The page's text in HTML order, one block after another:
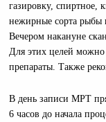
газировку, спиртное,
нежирные сорта рыбы
Вечером накануне
Для этих целей
препараты. Также
В день записи МРТ
6 часов до начала